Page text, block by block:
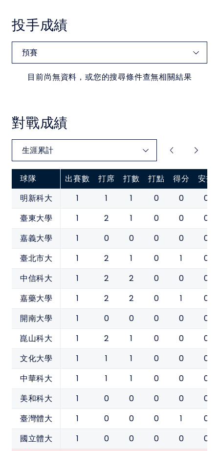
投手成績
目前尚無資料，或您的搜尋條件查無相關結果
對戰成績
球隊 出賽數 打席 打數 打點 得分
安打
明新科大
1 1 1 0 0 0
臺東大學 1 2 1 0 0 0
嘉義大學 1 0 0 0 0 0
臺北市大 1 2 1 0 1 0
中信科大 1 2 2 0 0 0
嘉藥大學 1 2 2 0 1 0
開南大學 1 0 0 0 0 0
崑山科大 1 2 1 0 0 0
文化大學 1 1 1 0 0 0
中華科大 1 1 1 0 0 0
美和科大 1 0 0 0 0 0
臺灣體大 1 0 0 0 1 0
國立體大 1 0 0 0 0 0